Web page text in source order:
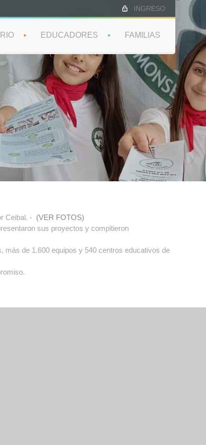
INGRESO
EDUCADORES FAMILIAS
Ceibal. - (VER FOTOS)
sus proyectos y compitieron
más de 1.600 equipos y 540 centros educativos de